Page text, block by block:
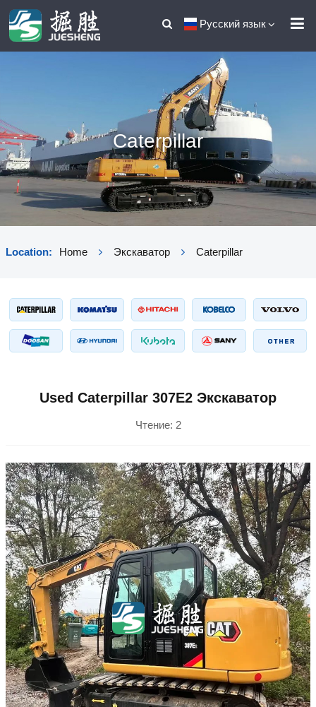
Русский язык
Caterpillar
Location: Home Экскаватор Caterpillar
Used Caterpillar 307E2 Экскаватор
Чтение: 2